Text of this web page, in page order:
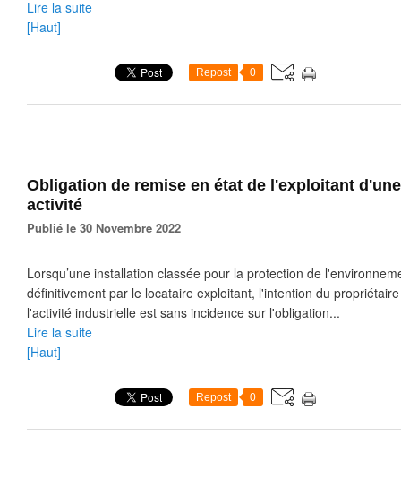
Lire la suite
[Haut]
Repost 0
Obligation de remise en état de l'exploitant
activité
Publié le 30 Novembre 2022
Lorsqu’une installation classée pour la protection de
définitivement par le locataire exploitant, l'intention du
l'activité industrielle est sans incidence sur l'obligation...
Lire la suite
[Haut]
Repost 0